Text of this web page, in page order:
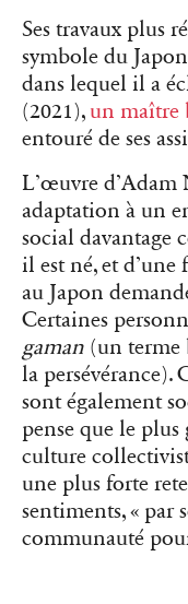
Ses travaux plus
symbole du
dans lequel il a
(2021), un maître
entouré de ses
L’œuvre d’Adam
adaptation à un
social davantage
il est né, et
au Japon
Certaines
gaman (un terme
la persévérance).
sont également
pense que le
culture
une plus forte
sentiments, « par
communauté